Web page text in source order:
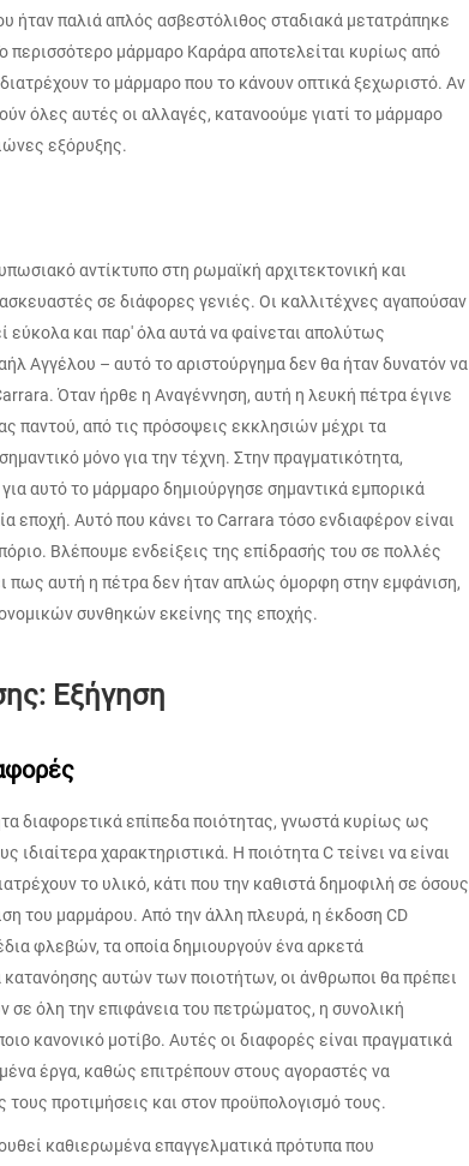
ήταν παλιά απλός ασβεστόλιθος σταδιακά μετατράπηκε
περισσότερο μάρμαρο Καράρα αποτελείται κυρίως από
το μάρμαρο που το κάνουν οπτικά ξεχωριστό. Αν
όλες αυτές οι αλλαγές, κατανοούμε γιατί το μάρμαρο
εξόρυξης.
αντίκτυπο στη ρωμαϊκή αρχιτεκτονική και
σε διάφορες γενιές. Οι καλλιτέχνες αγαπούσαν
και παρ' όλα αυτά να φαίνεται απολύτως
Αγγέλου – αυτό το αριστούργημα δεν θα ήταν δυνατόν να
Όταν ήρθε η Αναγέννηση, αυτή η λευκή πέτρα έγινε
παντού, από τις πρόσοψεις εκκλησιών μέχρι τα
μόνο για την τέχνη. Στην πραγματικότητα,
αυτό το μάρμαρο δημιούργησε σημαντικά εμπορικά
εποχή. Αυτό που κάνει το Carrara τόσο ενδιαφέρον είναι
Βλέπουμε ενδείξεις της επίδρασής του σε πολλές
πως αυτή η πέτρα δεν ήταν απλώς όμορφη στην εμφάνιση,
συνθηκών εκείνης της εποχής.
Εξήγηση
διαφορετικά επίπεδα ποιότητας, γνωστά κυρίως ως
ιδιαίτερα χαρακτηριστικά. Η ποιότητα C τείνει να είναι
το υλικό, κάτι που την καθιστά δημοφιλή σε όσους
του μαρμάρου. Από την άλλη πλευρά, η έκδοση CD
φλεβών, τα οποία δημιουργούν ένα αρκετά
αυτών των ποιοτήτων, οι άνθρωποι θα πρέπει
όλη την επιφάνεια του πετρώματος, η συνολική
κανονικό μοτίβο. Αυτές οι διαφορές είναι πραγματικά
έργα, καθώς επιτρέπουν στους αγοραστές να
τους προτιμήσεις και στον προϋπολογισμό τους.
καθιερωμένα επαγγελματικά πρότυπα που